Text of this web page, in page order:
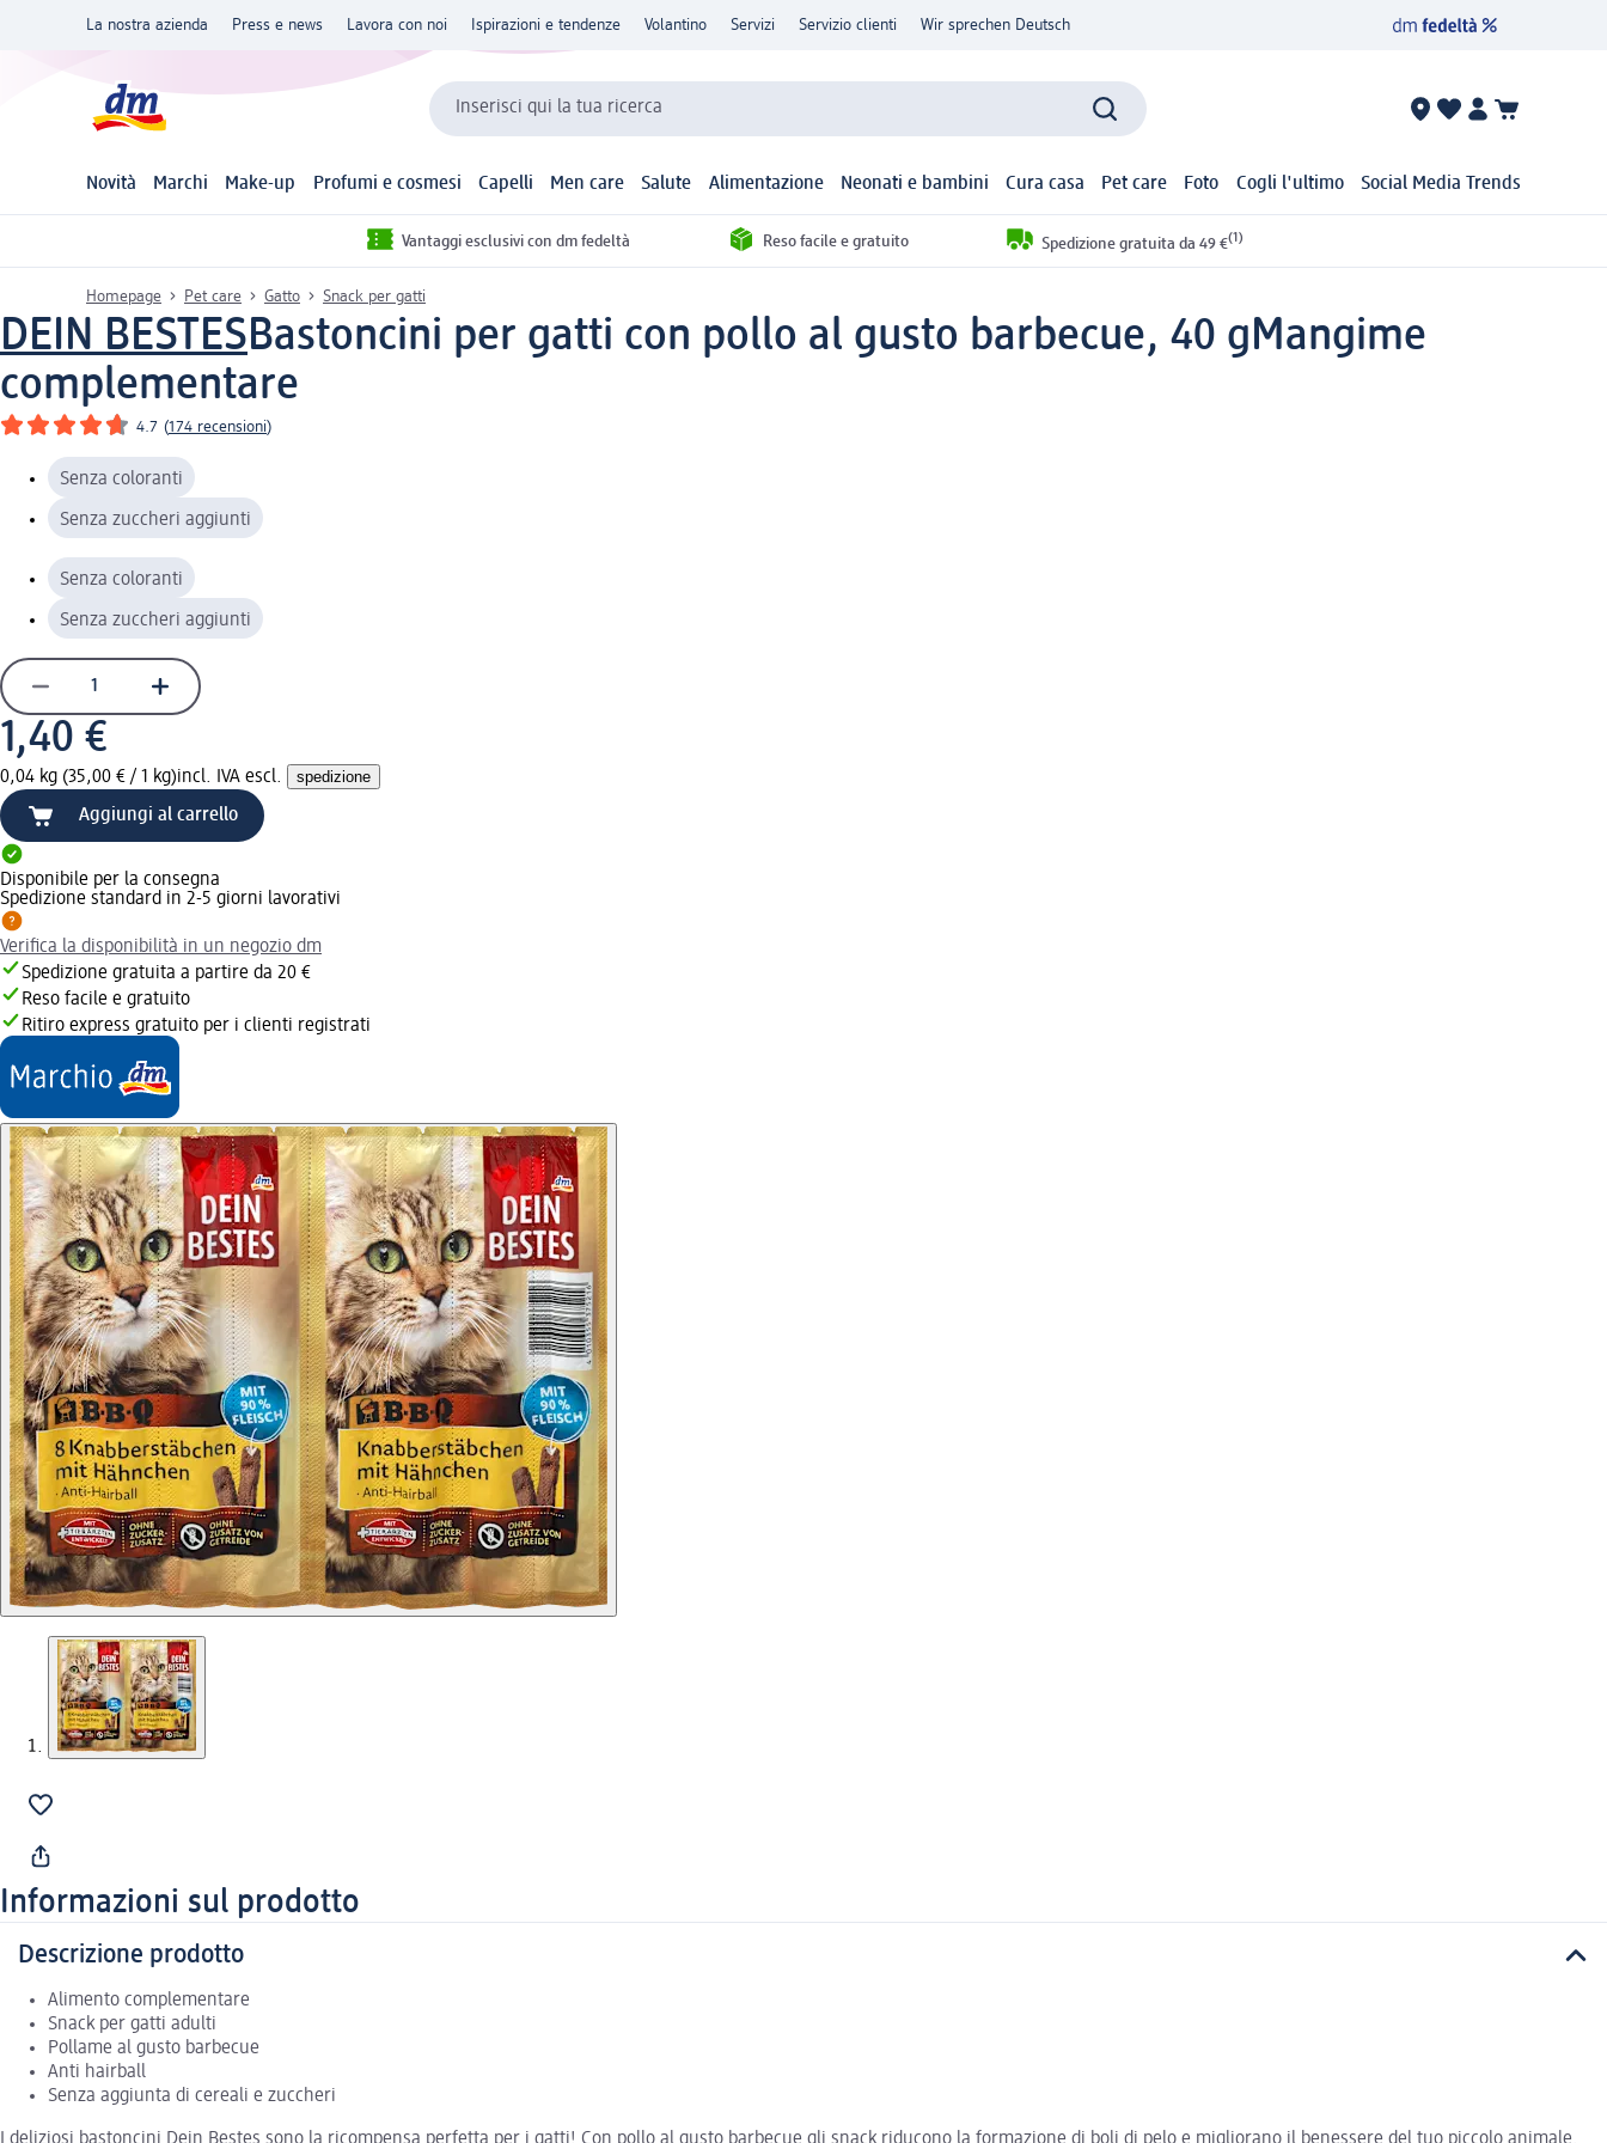
La nostra azienda Press e news Lavora con noi Ispirazioni e tendenze Volantino Servizi Servizio clienti Wir sprechen Deutsch
Inserisci qui la tua ricerca
Novità Marchi Make-up Profumi e cosmesi Capelli Men care Salute Alimentazione Neonati e bambini Cura casa Pet care Foto Cogli l'ultimo Social Media Trends
Vantaggi esclusivi con dm fedeltà Reso facile e gratuito Spedizione gratuita da 49 €(1)
Homepage Pet care Gatto Snack per gatti
DEIN BESTESBastoncini per gatti con pollo al gusto barbecue, 40 gMangime
complementare
4.7 (174 recensioni)
Senza coloranti
Senza zuccheri aggiunti
Senza coloranti
Senza zuccheri aggiunti
1,40 €
0,04 kg (35,00 € / 1 kg)incl. IVA escl. spedizione
Aggiungi al carrello
Disponibile per la consegna
Spedizione standard in 2-5 giorni lavorativi
Verifica la disponibilità in un negozio dm
Spedizione gratuita a partire da 20 €
Reso facile e gratuito
Ritiro express gratuito per i clienti registrati
Informazioni sul prodotto
Descrizione prodotto
Alimento complementare
Snack per gatti adulti
Pollame al gusto barbecue
Anti hairball
Senza aggiunta di cereali e zuccheri
I deliziosi bastoncini Dein Bestes sono la ricompensa perfetta per i gatti! Con pollo al gusto barbecue gli snack riducono la formazione di boli di pelo e migliorano il benessere del tuo piccolo animale.